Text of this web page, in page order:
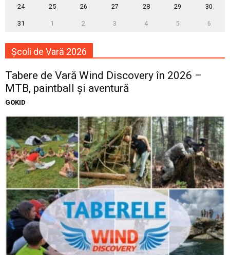
24 25 26 27 28 29 30
31 1 2 3 4 5 6
Școli de Vară 2026
Tabere de Vară Wind Discovery în 2026 –
MTB, paintball și aventură
GOKID